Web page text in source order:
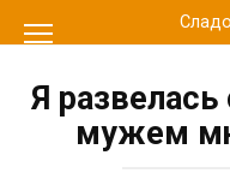
к
Я
мужем